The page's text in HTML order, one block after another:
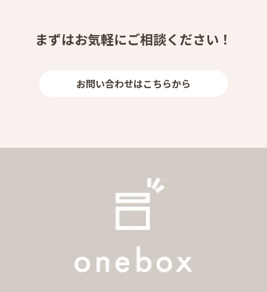
まずはお気軽にご相談ください！
お問い合わせはこちらから